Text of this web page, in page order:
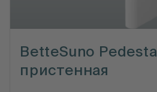
BetteSuno Pedestal
пристенная